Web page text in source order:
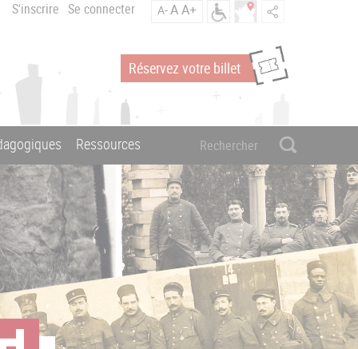
S'inscrire Se connecter A-AA+
Réservez votre billet
Ressources